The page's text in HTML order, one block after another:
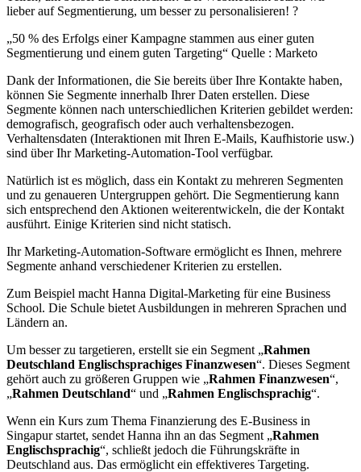
lieber auf Segmentierung, um besser zu personalisieren! ?
„50 % des Erfolgs einer Kampagne stammen aus einer guten
Segmentierung und einem guten Targeting“ Quelle : Marketo
Dank der Informationen, die Sie bereits über Ihre Kontakte haben,
können Sie Segmente innerhalb Ihrer Daten erstellen. Diese
Segmente können nach unterschiedlichen Kriterien gebildet werden:
demografisch, geografisch oder auch verhaltensbezogen.
Verhaltensdaten (Interaktionen mit Ihren E-Mails, Kaufhistorie usw.)
sind über Ihr Marketing-Automation-Tool verfügbar.
Natürlich ist es möglich, dass ein Kontakt zu mehreren Segmenten
und zu genaueren Untergruppen gehört. Die Segmentierung kann
sich entsprechend den Aktionen weiterentwickeln, die der Kontakt
ausführt. Einige Kriterien sind nicht statisch.
Ihr Marketing-Automation-Software ermöglicht es Ihnen, mehrere
Segmente anhand verschiedener Kriterien zu erstellen.
Zum Beispiel macht Hanna Digital-Marketing für eine Business
School. Die Schule bietet Ausbildungen in mehreren Sprachen und
Ländern an.
Um besser zu targetieren, erstellt sie ein Segment „Rahmen
Deutschland Englischsprachiges Finanzwesen“. Dieses Segment
gehört auch zu größeren Gruppen wie „Rahmen Finanzwesen“,
„Rahmen Deutschland“ und „Rahmen Englischsprachig“.
Wenn ein Kurs zum Thema Finanzierung des E-Business in
Singapur startet, sendet Hanna ihn an das Segment „Rahmen
Englischsprachig“, schließt jedoch die Führungskräfte in
Deutschland aus. Das ermöglicht ein effektiveres Targeting.